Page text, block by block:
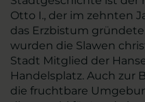
Otto I., der im zehnten
das Erzbistum
wurden die Slawen
Stadt Mitglied der
Handelsplatz. Auch zur
die fruchtbare